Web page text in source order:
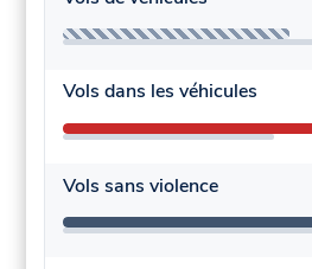
Vols dans les véhicules
Vols sans violence